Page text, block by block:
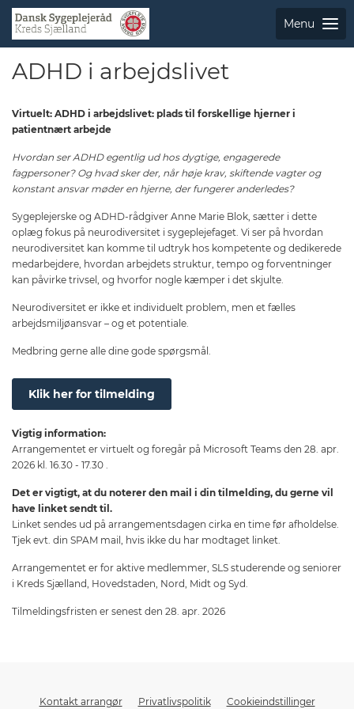
Menu
ADHD i arbejdslivet
Virtuelt: ADHD i arbejdslivet: plads til forskellige hjerner i
patientnært arbejde
Hvordan ser ADHD egentlig ud hos dygtige, engagerede
fagpersoner? Og hvad sker der, når høje krav, skiftende vagter og
konstant ansvar møder en hjerne, der fungerer anderledes?
Sygeplejerske og ADHD-rådgiver Anne Marie Blok, sætter i dette
oplæg fokus på neurodiversitet i sygeplejefaget. Vi ser på hvordan
neurodiversitet kan komme til udtryk hos kompetente og dedikerede
medarbejdere, hvordan arbejdets struktur, tempo og forventninger
kan påvirke trivsel, og hvorfor nogle kæmper i det skjulte.
Neurodiversitet er ikke et individuelt problem, men et fælles
arbejdsmiljøansvar – og et potentiale.
Medbring gerne alle dine gode spørgsmål.
Klik her for tilmelding
Vigtig information:
Arrangementet er virtuelt og foregår på Microsoft Teams den 28. apr.
2026 kl. 16.30 - 17.30 .
Det er vigtigt, at du noterer den mail i din tilmelding, du gerne vil
have linket sendt til.
Linket sendes ud på arrangementsdagen cirka en time før afholdelse.
Tjek evt. din SPAM mail, hvis ikke du har modtaget linket.
Arrangementet er for aktive medlemmer, SLS studerende og seniorer
i Kreds Sjælland, Hovedstaden, Nord, Midt og Syd.
Tilmeldingsfristen er senest den 28. apr. 2026
Kontakt arrangør Privatlivspolitik Cookieindstillinger